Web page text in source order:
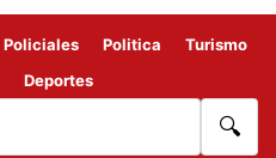
Policiales Politica
Turismo
Deportes
🔍